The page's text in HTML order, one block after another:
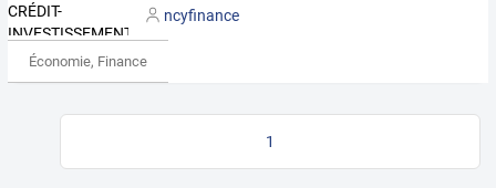
ncyfinance
Économie, Finance & Droit
1